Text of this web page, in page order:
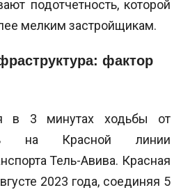
подотчетность, которой
мелким застройщикам.
фактор
в 3 минутах ходьбы от
на Красной линии
Тель-Авива. Красная
2023 года, соединяя 5